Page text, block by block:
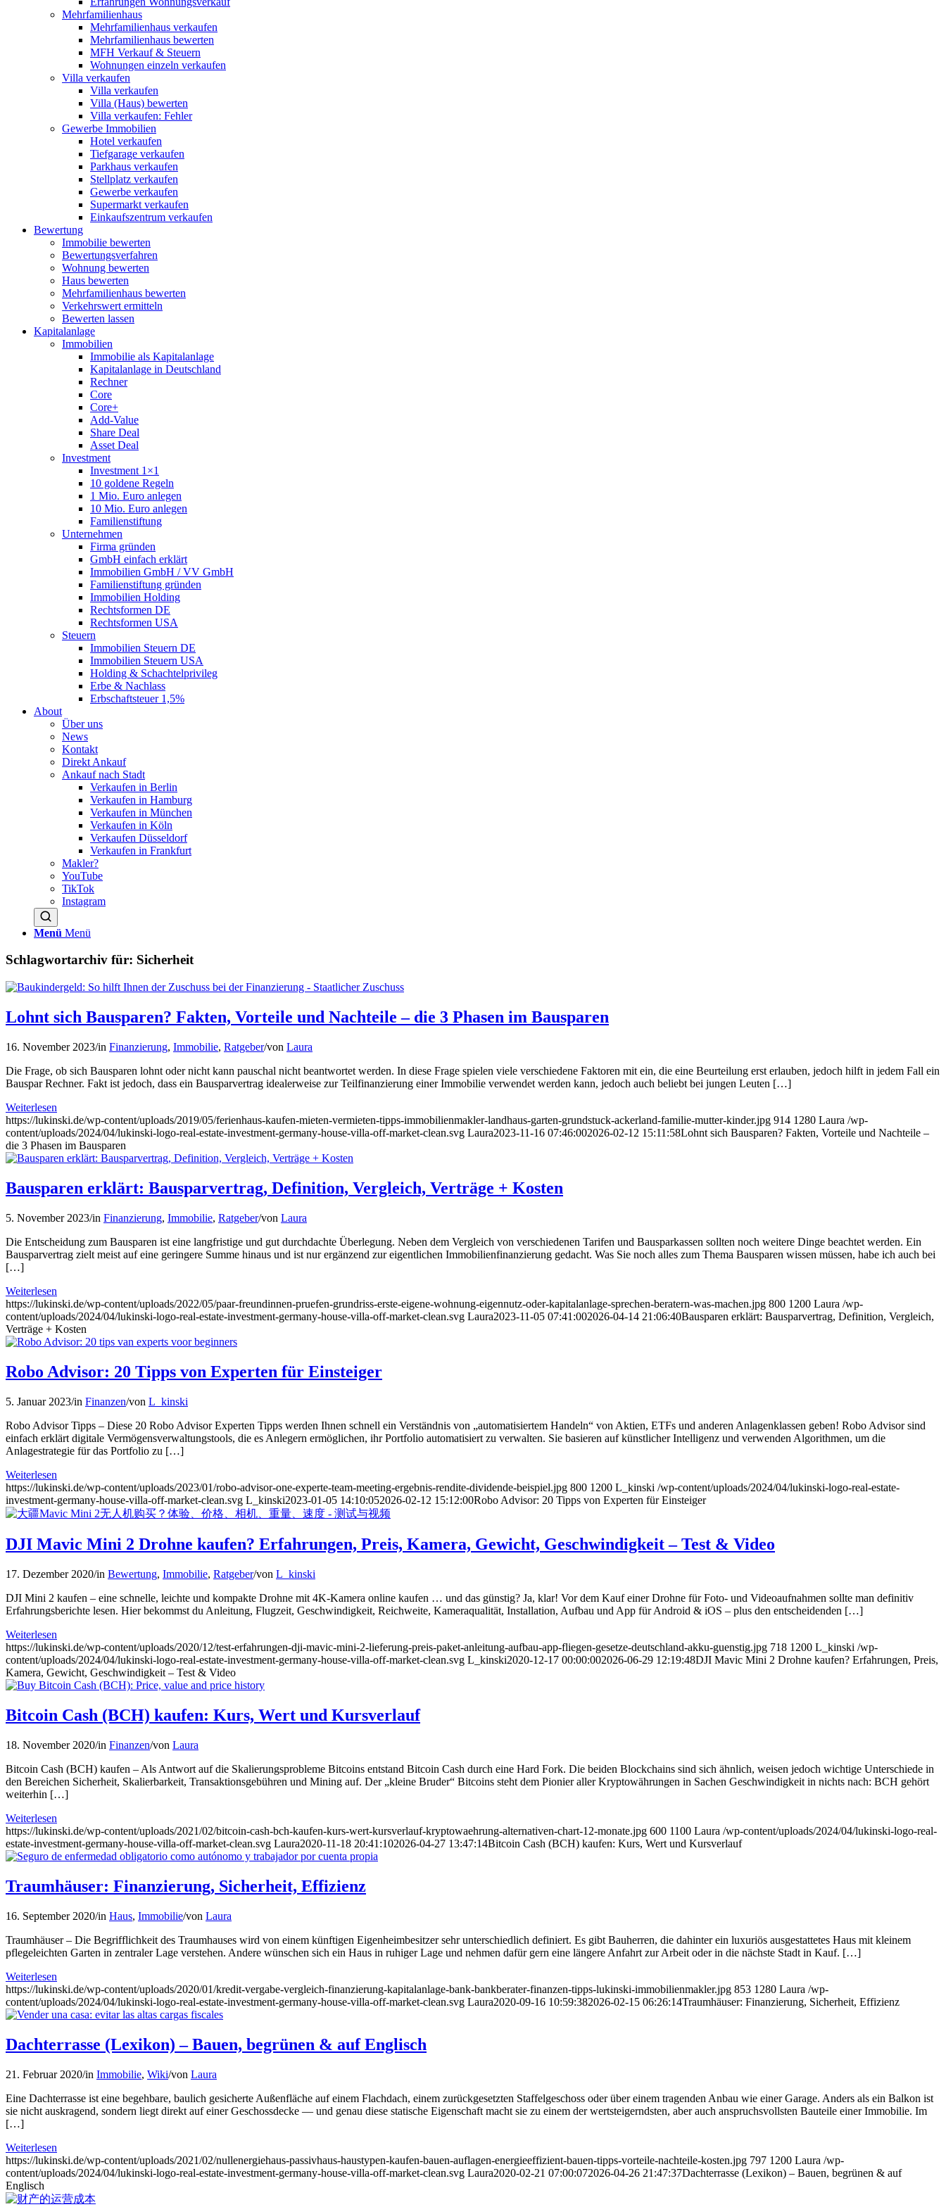
Mehrfamilienhaus
Mehrfamilienhaus verkaufen
Mehrfamilienhaus bewerten
MFH Verkauf & Steuern
Wohnungen einzeln verkaufen
Villa verkaufen
Villa verkaufen
Villa (Haus) bewerten
Villa verkaufen: Fehler
Gewerbe Immobilien
Hotel verkaufen
Tiefgarage verkaufen
Parkhaus verkaufen
Stellplatz verkaufen
Gewerbe verkaufen
Supermarkt verkaufen
Einkaufszentrum verkaufen
Bewertung
Immobilie bewerten
Bewertungsverfahren
Wohnung bewerten
Haus bewerten
Mehrfamilienhaus bewerten
Verkehrswert ermitteln
Bewerten lassen
Kapitalanlage
Immobilien
Immobilie als Kapitalanlage
Kapitalanlage in Deutschland
Rechner
Core
Core+
Add-Value
Share Deal
Asset Deal
Investment
Investment 1×1
10 goldene Regeln
1 Mio. Euro anlegen
10 Mio. Euro anlegen
Familienstiftung
Unternehmen
Firma gründen
GmbH einfach erklärt
Immobilien GmbH / VV GmbH
Familienstiftung gründen
Immobilien Holding
Rechtsformen DE
Rechtsformen USA
Steuern
Immobilien Steuern DE
Immobilien Steuern USA
Holding & Schachtelprivileg
Erbe & Nachlass
Erbschaftsteuer 1,5%
About
Über uns
News
Kontakt
Direkt Ankauf
Ankauf nach Stadt
Verkaufen in Berlin
Verkaufen in Hamburg
Verkaufen in München
Verkaufen in Köln
Verkaufen Düsseldorf
Verkaufen in Frankfurt
Makler?
YouTube
TikTok
Instagram
Menü Menü
Schlagwortarchiv für: Sicherheit
Lohnt sich Bausparen? Fakten, Vorteile und Nachteile – die 3 Phasen im Bausparen
16. November 2023/in Finanzierung, Immobilie, Ratgeber/von Laura
Die Frage, ob sich Bausparen lohnt oder nicht kann pauschal nicht beantwortet werden. In diese Frage spielen viele verschiedene Faktoren mit ein, die eine Beurteilung erst erlauben, jedoch hilft in jedem Fall ein
Bauspar Rechner. Fakt ist jedoch, dass ein Bausparvertrag idealerweise zur Teilfinanzierung einer Immobilie verwendet werden kann, jedoch auch beliebt bei jungen Leuten […]
Weiterlesen
https://lukinski.de/wp-content/uploads/2019/05/ferienhaus-kaufen-mieten-vermieten-tipps-immobilienmakler-landhaus-garten-grundstuck-ackerland-familie-mutter-kinder.jpg 914 1280 Laura /wp-
content/uploads/2024/04/lukinski-logo-real-estate-investment-germany-house-villa-off-market-clean.svg Laura2023-11-16 07:46:002026-02-12 15:11:58Lohnt sich Bausparen? Fakten, Vorteile und Nachteile –
die 3 Phasen im Bausparen
Bausparen erklärt: Bausparvertrag, Definition, Vergleich, Verträge + Kosten
5. November 2023/in Finanzierung, Immobilie, Ratgeber/von Laura
Die Entscheidung zum Bausparen ist eine langfristige und gut durchdachte Überlegung. Neben dem Vergleich von verschiedenen Tarifen und Bausparkassen sollten noch weitere Dinge beachtet werden. Ein
Bausparvertrag zielt meist auf eine geringere Summe hinaus und ist nur ergänzend zur eigentlichen Immobilienfinanzierung gedacht. Was Sie noch alles zum Thema Bausparen wissen müssen, habe ich auch bei
[…]
Weiterlesen
https://lukinski.de/wp-content/uploads/2022/05/paar-freundinnen-pruefen-grundriss-erste-eigene-wohnung-eigennutz-oder-kapitalanlage-sprechen-beratern-was-machen.jpg 800 1200 Laura /wp-
content/uploads/2024/04/lukinski-logo-real-estate-investment-germany-house-villa-off-market-clean.svg Laura2023-11-05 07:41:002026-04-14 21:06:40Bausparen erklärt: Bausparvertrag, Definition, Vergleich,
Verträge + Kosten
Robo Advisor: 20 Tipps von Experten für Einsteiger
5. Januar 2023/in Finanzen/von L_kinski
Robo Advisor Tipps – Diese 20 Robo Advisor Experten Tipps werden Ihnen schnell ein Verständnis von „automatisiertem Handeln“ von Aktien, ETFs und anderen Anlagenklassen geben! Robo Advisor sind
einfach erklärt digitale Vermögensverwaltungstools, die es Anlegern ermöglichen, ihr Portfolio automatisiert zu verwalten. Sie basieren auf künstlicher Intelligenz und verwenden Algorithmen, um die
Anlagestrategie für das Portfolio zu […]
Weiterlesen
https://lukinski.de/wp-content/uploads/2023/01/robo-advisor-one-experte-team-meeting-ergebnis-rendite-dividende-beispiel.jpg 800 1200 L_kinski /wp-content/uploads/2024/04/lukinski-logo-real-estate-
investment-germany-house-villa-off-market-clean.svg L_kinski2023-01-05 14:10:052026-02-12 15:12:00Robo Advisor: 20 Tipps von Experten für Einsteiger
DJI Mavic Mini 2 Drohne kaufen? Erfahrungen, Preis, Kamera, Gewicht, Geschwindigkeit – Test & Video
17. Dezember 2020/in Bewertung, Immobilie, Ratgeber/von L_kinski
DJI Mini 2 kaufen – eine schnelle, leichte und kompakte Drohne mit 4K-Kamera online kaufen … und das günstig? Ja, klar! Vor dem Kauf einer Drohne für Foto- und Videoaufnahmen sollte man definitiv
Erfahrungsberichte lesen. Hier bekommst du Anleitung, Flugzeit, Geschwindigkeit, Reichweite, Kameraqualität, Installation, Aufbau und App für Android & iOS – plus den entscheidenden […]
Weiterlesen
https://lukinski.de/wp-content/uploads/2020/12/test-erfahrungen-dji-mavic-mini-2-lieferung-preis-paket-anleitung-aufbau-app-fliegen-gesetze-deutschland-akku-guenstig.jpg 718 1200 L_kinski /wp-
content/uploads/2024/04/lukinski-logo-real-estate-investment-germany-house-villa-off-market-clean.svg L_kinski2020-12-17 00:00:002026-06-29 12:19:48DJI Mavic Mini 2 Drohne kaufen? Erfahrungen, Preis,
Kamera, Gewicht, Geschwindigkeit – Test & Video
Bitcoin Cash (BCH) kaufen: Kurs, Wert und Kursverlauf
18. November 2020/in Finanzen/von Laura
Bitcoin Cash (BCH) kaufen – Als Antwort auf die Skalierungsprobleme Bitcoins entstand Bitcoin Cash durch eine Hard Fork. Die beiden Blockchains sind sich ähnlich, weisen jedoch wichtige Unterschiede in
den Bereichen Sicherheit, Skalierbarkeit, Transaktionsgebühren und Mining auf. Der „kleine Bruder“ Bitcoins steht dem Pionier aller Kryptowährungen in Sachen Geschwindigkeit in nichts nach: BCH gehört
weiterhin […]
Weiterlesen
https://lukinski.de/wp-content/uploads/2021/02/bitcoin-cash-bch-kaufen-kurs-wert-kursverlauf-kryptowaehrung-alternativen-chart-12-monate.jpg 600 1100 Laura /wp-content/uploads/2024/04/lukinski-logo-real-
estate-investment-germany-house-villa-off-market-clean.svg Laura2020-11-18 20:41:102026-04-27 13:47:14Bitcoin Cash (BCH) kaufen: Kurs, Wert und Kursverlauf
Traumhäuser: Finanzierung, Sicherheit, Effizienz
16. September 2020/in Haus, Immobilie/von Laura
Traumhäuser – Die Begrifflichkeit des Traumhauses wird von einem künftigen Eigenheimbesitzer sehr unterschiedlich definiert. Es gibt Bauherren, die dahinter ein luxuriös ausgestattetes Haus mit kleinem
pflegeleichten Garten in zentraler Lage verstehen. Andere wünschen sich ein Haus in ruhiger Lage und nehmen dafür gern eine längere Anfahrt zur Arbeit oder in die nächste Stadt in Kauf. […]
Weiterlesen
https://lukinski.de/wp-content/uploads/2020/01/kredit-vergabe-vergleich-finanzierung-kapitalanlage-bank-bankberater-finanzen-tipps-lukinski-immobilienmakler.jpg 853 1280 Laura /wp-
content/uploads/2024/04/lukinski-logo-real-estate-investment-germany-house-villa-off-market-clean.svg Laura2020-09-16 10:59:382026-02-15 06:26:14Traumhäuser: Finanzierung, Sicherheit, Effizienz
Dachterrasse (Lexikon) – Bauen, begrünen & auf Englisch
21. Februar 2020/in Immobilie, Wiki/von Laura
Eine Dachterrasse ist eine begehbare, baulich gesicherte Außenfläche auf einem Flachdach, einem zurückgesetzten Staffelgeschoss oder über einem tragenden Anbau wie einer Garage. Anders als ein Balkon ist
sie nicht auskragend, sondern liegt direkt auf einer Geschossdecke — und genau diese statische Eigenschaft macht sie zu einem der wertsteigerndsten, aber auch anspruchsvollsten Bauteile einer Immobilie. Im
[…]
Weiterlesen
https://lukinski.de/wp-content/uploads/2021/02/nullenergiehaus-passivhaus-haustypen-kaufen-bauen-auflagen-energieeffizient-bauen-tipps-vorteile-nachteile-kosten.jpg 797 1200 Laura /wp-
content/uploads/2024/04/lukinski-logo-real-estate-investment-germany-house-villa-off-market-clean.svg Laura2020-02-21 07:00:072026-04-26 21:47:37Dachterrasse (Lexikon) – Bauen, begrünen & auf
Englisch